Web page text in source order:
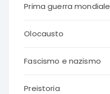
Prima guerra mondiale
Olocausto
Fascismo e nazismo
Preistoria